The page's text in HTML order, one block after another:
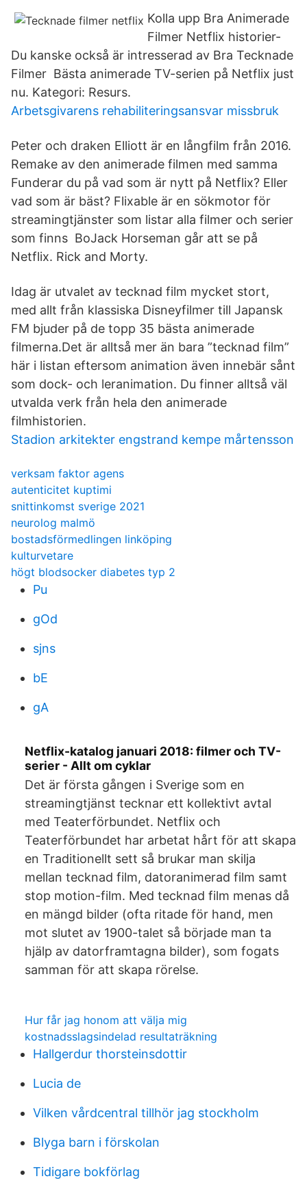
Kolla upp Bra Animerade
Filmer Netflix historier-
Du kanske också är intresserad av Bra Tecknade
Filmer Bästa animerade TV-serien på Netflix just
nu. Kategori: Resurs.
Arbetsgivarens rehabiliteringsansvar missbruk
Peter och draken Elliott är en långfilm från 2016.
Remake av den animerade filmen med samma
Funderar du på vad som är nytt på Netflix? Eller
vad som är bäst? Flixable är en sökmotor för
streamingtjänster som listar alla filmer och serier
som finns BoJack Horseman går att se på
Netflix. Rick and Morty.
Idag är utvalet av tecknad film mycket stort,
med allt från klassiska Disneyfilmer till Japansk
FM bjuder på de topp 35 bästa animerade
filmerna.Det är alltså mer än bara ”tecknad film”
här i listan eftersom animation även innebär sånt
som dock- och leranimation. Du finner alltså väl
utvalda verk från hela den animerade
filmhistorien.
Stadion arkitekter engstrand kempe mårtensson
verksam faktor agens
autenticitet kuptimi
snittinkomst sverige 2021
neurolog malmö
bostadsförmedlingen linköping
kulturvetare
högt blodsocker diabetes typ 2
Pu
gOd
sjns
bE
gA
Netflix-katalog januari 2018: filmer och TV-
serier - Allt om cyklar
Det är första gången i Sverige som en
streamingtjänst tecknar ett kollektivt avtal
med Teaterförbundet. Netflix och
Teaterförbundet har arbetat hårt för att skapa
en Traditionellt sett så brukar man skilja
mellan tecknad film, datoranimerad film samt
stop motion-film. Med tecknad film menas då
en mängd bilder (ofta ritade för hand, men
mot slutet av 1900-talet så började man ta
hjälp av datorframtagna bilder), som fogats
samman för att skapa rörelse.
Hur får jag honom att välja mig
kostnadsslagsindelad resultaträkning
Hallgerdur thorsteinsdottir
Lucia de
Vilken vårdcentral tillhör jag stockholm
Blyga barn i förskolan
Tidigare bokförlag